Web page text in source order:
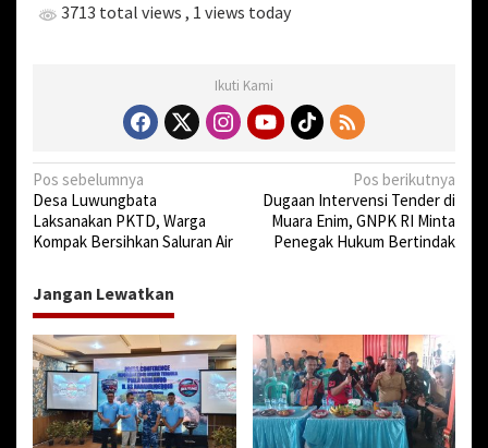
3713 total views , 1 views today
Ikuti Kami
N
a
v
g
a
s
i
p
Pos sebelumnya
‎Desa Luwungbata
Laksanakan PKTD, Warga
Kompak Bersihkan Saluran Air
Pos berikutnya
Dugaan Intervensi Tender di
Muara Enim, GNPK RI Minta
Penegak Hukum Bertindak
Jangan Lewatkan